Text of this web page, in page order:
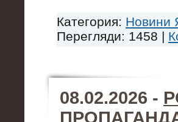
Категория: Новини
Перегляди: 1458 |
08.02.2026 -